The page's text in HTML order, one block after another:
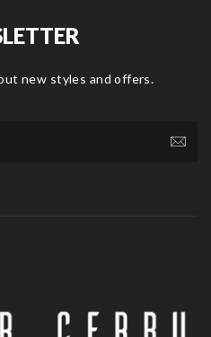
new styles and offers.